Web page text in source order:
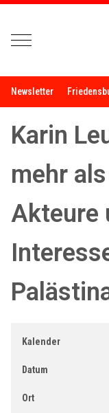
Mobile Menu Toggle
Newsletter
Karin
mehr
Akteure
Kalender
Datum
Ort